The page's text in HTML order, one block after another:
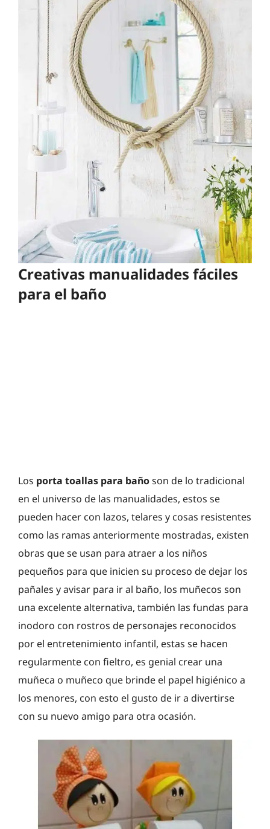
Creativas manualidades fáciles
para el baño
Los porta toallas para bañoson de lo tradicional
en el universo de las manualidades, estos se
pueden hacer con lazos, telares y cosas resistentes
como las ramas anteriormente mostradas, existen
obras que se usan para atraer a los niños
pequeños para que inicien su proceso de dejar los
pañales y avisar para ir al baño, los muñecos son
una excelente alternativa, también las fundas para
inodoro con rostros de personajes reconocidos
por el entretenimiento infantil, estas se hacen
regularmente con fieltro, es genial crear una
muñeca o muñeco que brinde el papel higiénico a
los menores, con esto el gusto de ir a divertirse
con su nuevo amigo para otra ocasión.